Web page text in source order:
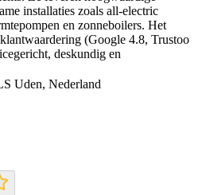
installaties zoals all-electric
en zonneboilers. Het
(Google 4.8, Trustoo
deskundig en
Uden, Nederland